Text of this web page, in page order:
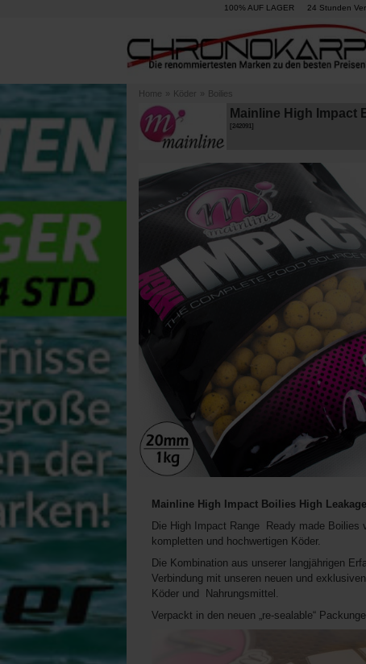
100% AUF LAGER 24 Stunden
Home » Köder » Boilies
Mainline High Impact
242091]
Mainline High Impact Boilies High
Die High Impact Range Ready made Boilies
kompletten und hochwertigen Köder.
Die Kombination aus unserer langjährigen
Verbindung mit unseren neuen und
Köder und Nahrungsmittel.
Verpackt in den neuen „re-sealable“